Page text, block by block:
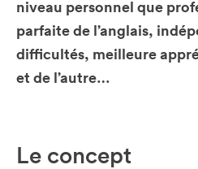
niveau personnel que
parfaite de l’anglais,
difficultés, meilleure
et de l’autre…
Le concept